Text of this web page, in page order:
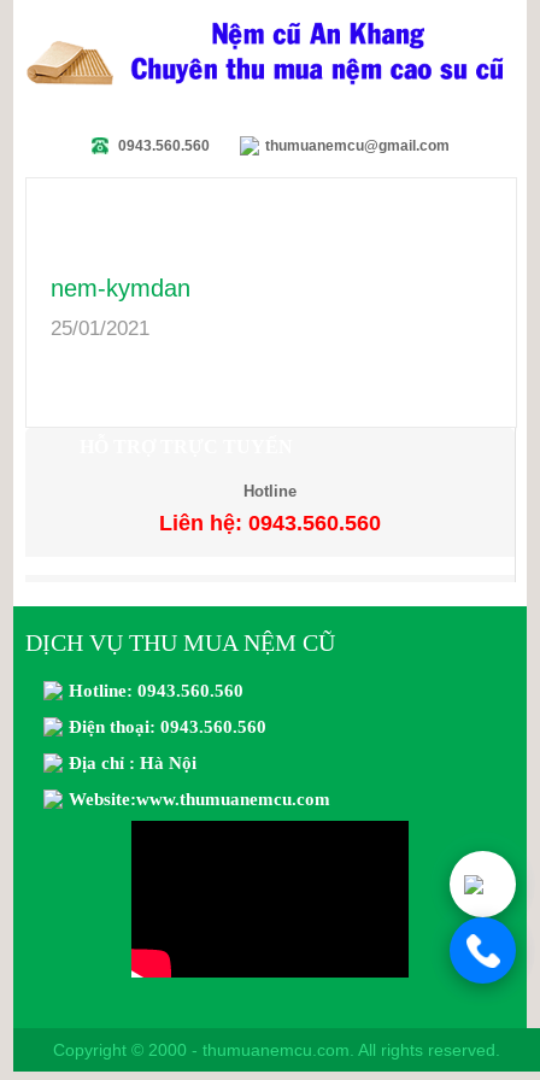
0943.560.560 thumuanemcu@gmail.com
nem-kymdan
25/01/2021
Hotline
Liên hệ: 0943.560.560
DỊCH VỤ THU MUA NỆM CŨ
Hotline: 0943.560.560
Điện thoại: 0943.560.560
Địa chỉ : Hà Nội
Website:www.thumuanemcu.com
Copyright © 2000 - thumuanemcu.com. All rights reserved.